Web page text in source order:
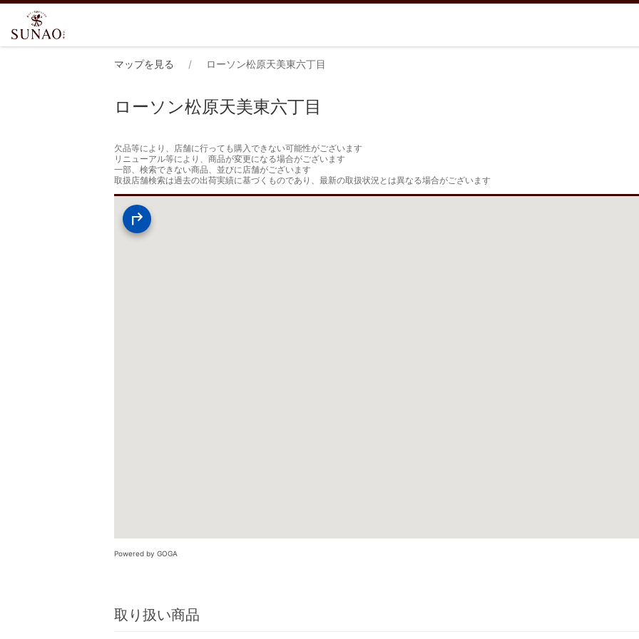
マップを見る ローソン松原天美東六丁目
ローソン松原天美東六丁目
欠品等により、店舗に行っても購入できない可能性がございます
リニューアル等により、商品が変更になる場合がございます
一部、検索できない商品、並びに店舗がございます
取扱店舗検索は過去の出荷実績に基づくものであり、最新の取扱状況とは異なる場合がございます
Powered by GOGA
取り扱い商品